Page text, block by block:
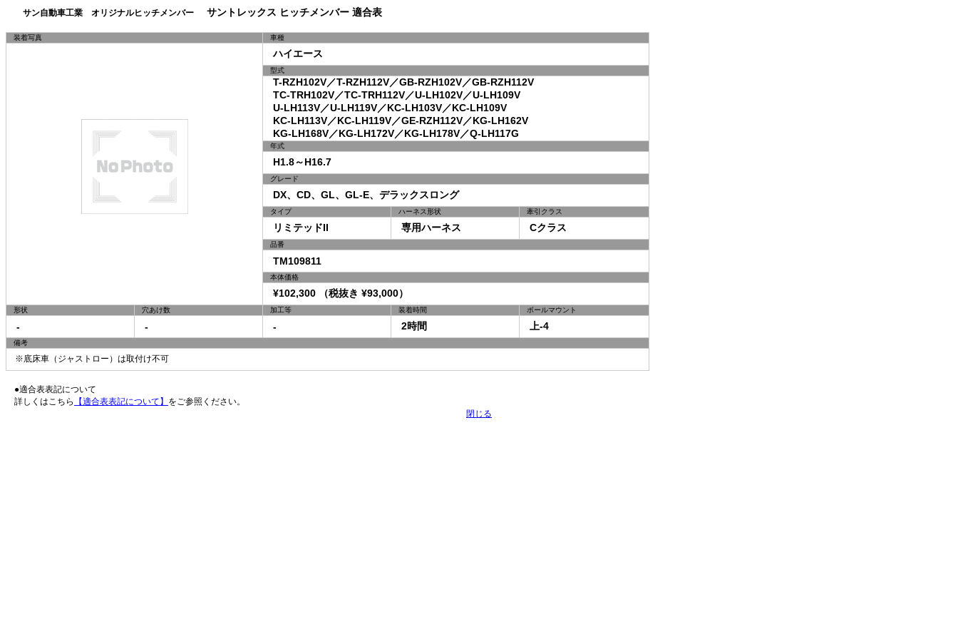
サン自動車工業 オリジナルヒッチメンバー サントレックス ヒッチメンバー 適合表
装着写真 車種
ハイエース
型式
T-RZH102V／T-RZH112V／GB-RZH102V／GB-RZH112V
TC-TRH102V／TC-TRH112V／U-LH102V／U-LH109V
U-LH113V／U-LH119V／KC-LH103V／KC-LH109V
KC-LH113V／KC-LH119V／GE-RZH112V／KG-LH162V
KG-LH168V／KG-LH172V／KG-LH178V／Q-LH117G
年式
H1.8～H16.7
グレード
DX、CD、GL、GL-E、デラックスロング
タイプ ハーネス形状 牽引クラス
リミテッドII 専用ハーネス Cクラス
品番
TM109811
本体価格
¥102,300 （税抜き ¥93,000）
形状 穴あけ数 加工等 装着時間 ボールマウント
- - - 2時間 上-4
備考
※底床車（ジャストロー）は取付け不可
●適合表表記について
詳しくはこちら
【適合表表記について】 をご参照ください。
閉じる